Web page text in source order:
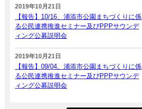
2019年10月21日
【報告】10/16、浦添市公園まちづくりに係
る公民連携推進セミナー及びPPPサウンデ
ィング公募説明会
2019年10月21日
【報告】09/04、浦添市公園まちづくりに係
る公民連携推進セミナー及びPPPサウンデ
ィング公募説明会